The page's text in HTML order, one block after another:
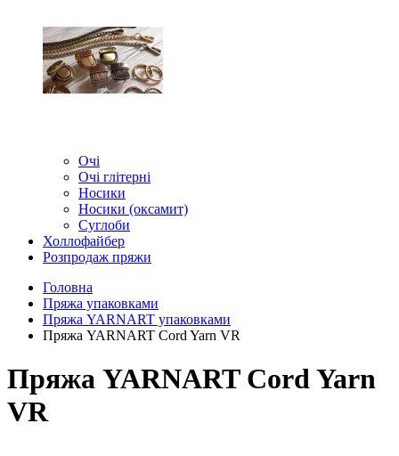
Очі
Очі глітерні
Носики
Носики (оксамит)
Суглоби
Холлофайбер
Розпродаж пряжи
Головна
Пряжа упаковками
Пряжа YARNART упаковками
Пряжа YARNART Cord Yarn VR
Пряжа YARNART Cord Yarn
VR